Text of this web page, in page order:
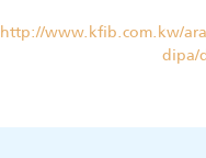
http://www.kfib.com.kw/
dipa/